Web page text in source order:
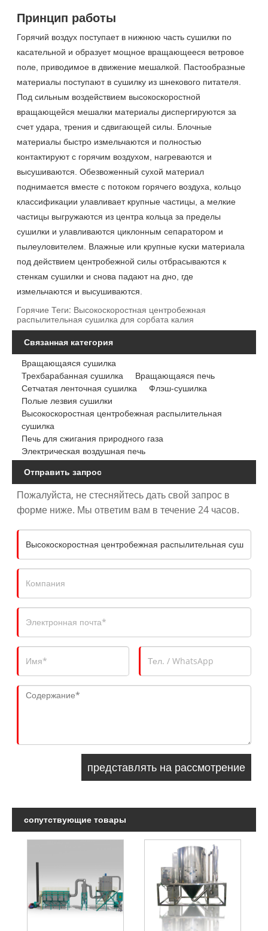
Принцип работы
Горячий воздух поступает в нижнюю часть сушилки по
касательной и образует мощное вращающееся ветровое
поле, приводимое в движение мешалкой. Пастообразные
материалы поступают в сушилку из шнекового питателя.
Под сильным воздействием высокоскоростной
вращающейся мешалки материалы диспергируются за
счет удара, трения и сдвигающей силы. Блочные
материалы быстро измельчаются и полностью
контактируют с горячим воздухом, нагреваются и
высушиваются. Обезвоженный сухой материал
поднимается вместе с потоком горячего воздуха, кольцо
классификации улавливает крупные частицы, а мелкие
частицы выгружаются из центра кольца за пределы
сушилки и улавливаются циклонным сепаратором и
пылеуловителем. Влажные или крупные куски материала
под действием центробежной силы отбрасываются к
стенкам сушилки и снова падают на дно, где
измельчаются и высушиваются.
Горячие Теги: Высокоскоростная центробежная
распылительная сушилка для сорбата калия
Связанная категория
Вращающаяся сушилка
Трехбарабанная сушилка
Вращающаяся печь
Сетчатая ленточная сушилка
Флэш-сушилка
Полые лезвия сушилки
Высокоскоростная центробежная распылительная
сушилка
Печь для сжигания природного газа
Электрическая воздушная печь
Отправить запрос
Пожалуйста, не стесняйтесь дать свой запрос в
форме ниже. Мы ответим вам в течение 24 часов.
сопутствующие товары